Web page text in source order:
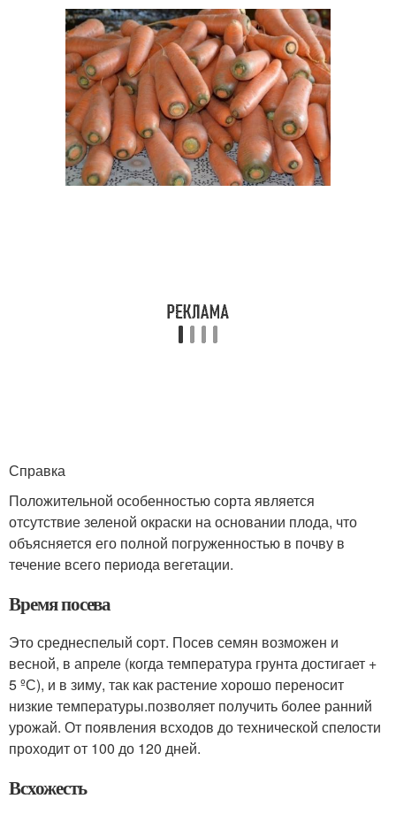
Справка
Положительной особенностью сорта является
отсутствие зеленой окраски на основании плода, что
объясняется его полной погруженностью в почву в
течение всего периода вегетации.
Время посева
Это среднеспелый сорт. Посев семян возможен и
весной, в апреле (когда температура грунта достигает +
5 ºС), и в зиму, так как растение хорошо переносит
низкие температуры.позволяет получить более ранний
урожай. От появления всходов до технической спелости
проходит от 100 до 120 дней.
Всхожесть